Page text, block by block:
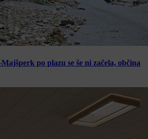
po plazu se še ni začela, občina